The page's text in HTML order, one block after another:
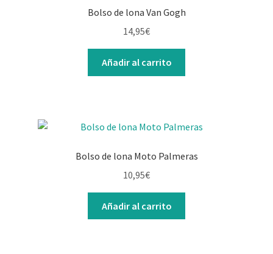
Bolso de lona Van Gogh
14,95€
Añadir al carrito
Bolso de lona Moto Palmeras
10,95€
Añadir al carrito